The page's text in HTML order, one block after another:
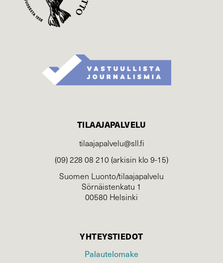
TILAAJAPALVELU
tilaajapalvelu@sll.fi
(09) 228 08 210 (arkisin klo 9-15)
Suomen Luonto/tilaajapalvelu
Sörnäistenkatu 1
00580 Helsinki
YHTEYSTIEDOT
Palautelomake